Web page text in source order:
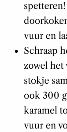
vuur en
Schraap
zowel het
stokje
ook 300
karamel
vuur en